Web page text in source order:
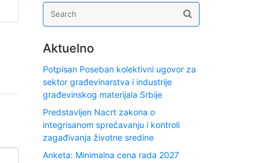
Aktuelno
Potpisan Poseban kolektivni ugovor za
sektor građevinarstva i industrije
građevinskog materijala Srbije
Predstavljen Nacrt zakona o
integrisanom sprečavanju i kontroli
zagađivanja životne sredine
Anketa: Minimalna cena rada 2027